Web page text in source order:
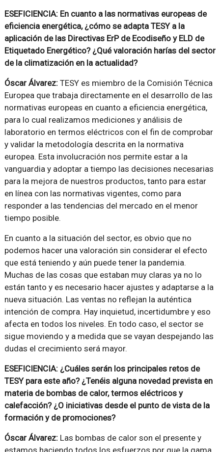
ESEFICIENCIA: En cuanto a las normativas europeas de
eficiencia energética, ¿cómo se adapta TESY a la
aplicación de las Directivas ErP de Ecodiseño y ELD de
Etiquetado Energético? ¿Qué valoración harías del sector
de la climatización en la actualidad?
Óscar Álvarez:TESY es miembro de la Comisión Técnica
Europea que trabaja directamente en el desarrollo de las
normativas europeas en cuanto a eficiencia energética,
para lo cual realizamos mediciones y análisis de
laboratorio en termos eléctricos con el fin de comprobar
y validar la metodología descrita en la normativa
europea. Esta involucración nos permite estar a la
vanguardia y adoptar a tiempo las decisiones necesarias
para la mejora de nuestros productos, tanto para estar
en línea con las normativas vigentes, como para
responder a las tendencias del mercado en el menor
tiempo posible.
En cuanto a la situación del sector, es obvio que no
podemos hacer una valoración sin considerar el efecto
que está teniendo y aún puede tener la pandemia.
Muchas de las cosas que estaban muy claras ya no lo
están tanto y es necesario hacer ajustes y adaptarse a la
nueva situación. Las ventas no reflejan la auténtica
intención de compra. Hay inquietud, incertidumbre y eso
afecta en todos los niveles. En todo caso, el sector se
sigue moviendo y a medida que se vayan despejando las
dudas el crecimiento será mayor.
ESEFICIENCIA: ¿Cuáles serán los principales retos de
TESY para este año? ¿Tenéis alguna novedad prevista en
materia de bombas de calor, termos eléctricos y
calefacción? ¿O iniciativas desde el punto de vista de la
formación y de promociones?
Óscar Álvarez:Las bombas de calor son el presente y
estamos haciendo todos los esfuerzos por que la gama